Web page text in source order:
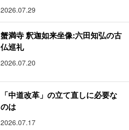
2026.07.29
蟹満寺 釈迦如来坐像:六田知弘の古
仏巡礼
2026.07.20
「中道改革」の立て直しに必要な
のは
2026.07.17